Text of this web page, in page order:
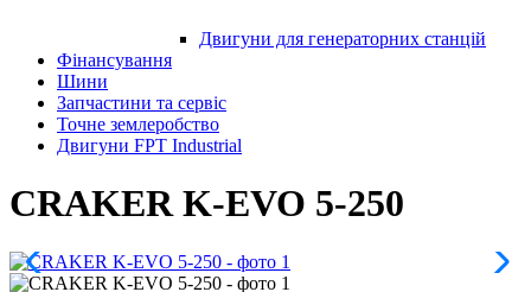
Двигуни для генераторних станцій
Фінансування
Шини
Запчастини та сервіс
Точне землеробство
Двигуни FPT Industrial
CRAKER K-EVO 5-250